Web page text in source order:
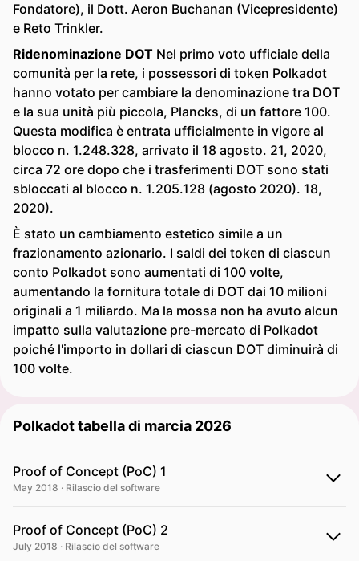
Fondatore), il Dott. Aeron Buchanan (Vicepresidente)
e Reto Trinkler.
Ridenominazione DOT Nel primo voto ufficiale della
comunità per la rete, i possessori di token Polkadot
hanno votato per cambiare la denominazione tra DOT
e la sua unità più piccola, Plancks, di un fattore 100.
Questa modifica è entrata ufficialmente in vigore al
blocco n. 1.248.328, arrivato il 18 agosto. 21, 2020,
circa 72 ore dopo che i trasferimenti DOT sono stati
sbloccati al blocco n. 1.205.128 (agosto 2020). 18,
2020).
È stato un cambiamento estetico simile a un
frazionamento azionario. I saldi dei token di ciascun
conto Polkadot sono aumentati di 100 volte,
aumentando la fornitura totale di DOT dai 10 milioni
originali a 1 miliardo. Ma la mossa non ha avuto alcun
impatto sulla valutazione pre-mercato di Polkadot
poiché l'importo in dollari di ciascun DOT diminuirà di
100 volte.
Polkadot tabella di marcia 2026
Proof of Concept (PoC) 1
May 2018 · Rilascio del software
Proof of Concept (PoC) 2
July 2018 · Rilascio del software